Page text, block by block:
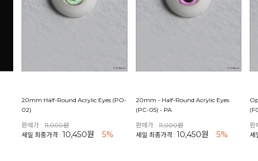
20mm Half-Round Acrylic Eyes (PO-
02)
판매가 : 11,000원
세일 최종가격 : 10,450원 5%
20mm - Half-Round Acrylic Eyes
(PC-05) - PA
판매가 : 11,000원
세일 최종가격 : 10,450원 5%
판
세